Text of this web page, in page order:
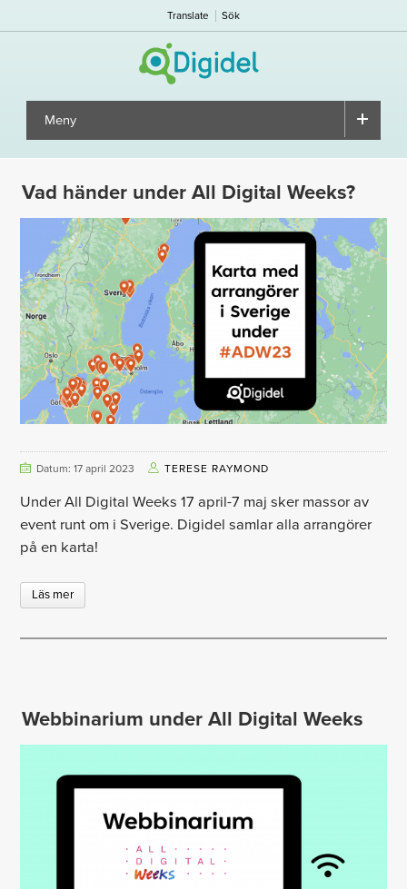
Translate Sök
Meny ▼
Vad händer under All Digital Weeks?
Datum: 17 april 2023 TERESE RAYMOND
Under All Digital Weeks 17 april-7 maj sker massor av
event runt om i Sverige. Digidel samlar alla arrangörer
på en karta!
Läs mer
Webbinarium under All Digital Weeks